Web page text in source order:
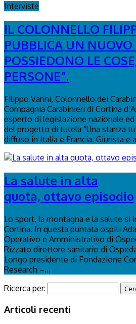
Interviste
IL COLONNELLO
PUBBLICA UN NUOVO
POSSIEDONO LE
PERSONE”.
Filippo Vanni, Colonnello dei
Compagnia Carabinieri di Cortina
esperto di legislazione nazionale ed
del progetto di tutela “Una stanza
diffuso in Italia e Francia. Giurista e
La salute in alta
quota, ottavo episodio
Lo sport, la montagna e la salute si
Cortina. In questa puntata ospiti
Operativo e Amministrativo di
Rizzato direttore sanitario di
Longo presidente di Fondazione
Research –...
Ricerca per:
Articoli recenti